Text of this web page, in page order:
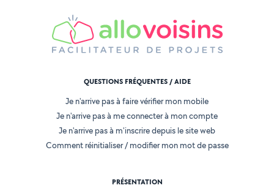
QUESTIONS FRÉQUENTES / AIDE
Je n'arrive pas à faire vérifier mon mobile
Je n'arrive pas à me connecter à mon compte
Je n'arrive pas à m'inscrire depuis le site web
Comment réinitialiser / modifier mon mot de passe
PRÉSENTATION